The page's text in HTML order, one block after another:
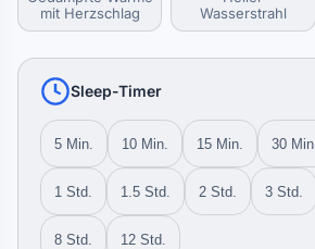
mit Herzschlag
Wasserstrahl
Sleep-Timer
5 Min. 10 Min. 15 Min. 30 Min.
1 Std. 1.5 Std. 2 Std. 3 Std.
8 Std. 12 Std.